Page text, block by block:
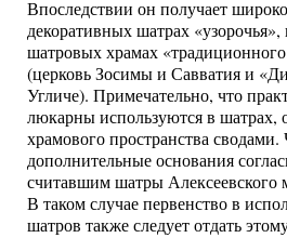
Впоследствии он получает
декоративных шатрах «узорочья»,
шатровых храмах
(церковь Зосимы и Савватия и
Угличе). Примечательно, что
люкарны используются в шатрах,
храмового пространства сводами.
дополнительные основания
считавшим шатры Алексеевского
В таком случае первенство в
шатров также следует отдать